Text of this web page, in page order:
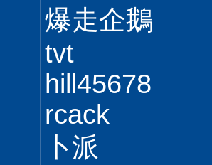
爆走企鵝
tvt
hill45678
rcack
卜派